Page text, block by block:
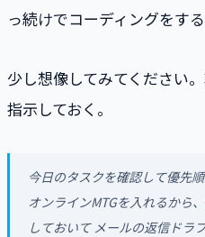
っ続けでコーディングをす
少し想像してみてください
指示しておく。
今日のタスクを確認して優先
オンラインMTGを入れるから
しておいて メールの返信ドラ